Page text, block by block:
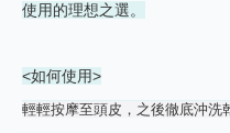
使用的理想之選。
<如何使用>
輕輕按摩至頭皮，之後徹底沖洗